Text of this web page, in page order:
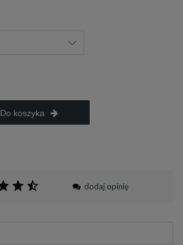
Do koszyka
dodaj opinię